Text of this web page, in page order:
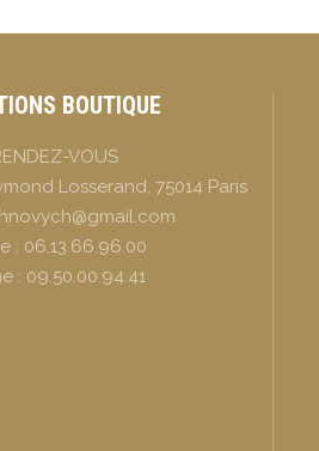
BOUTIQUE
VOUS
Losserand, 75014 Paris
: 06.13.66.96.00
: 09.50.00.94.41